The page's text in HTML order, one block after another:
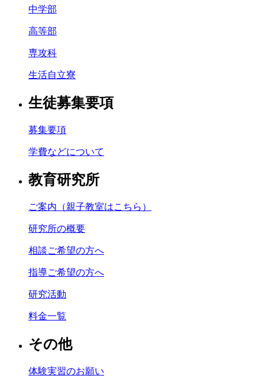
中学部
高等部
専攻科
生活自立寮
生徒募集要項
募集要項
学費などについて
教育研究所
ご案内（親子教室はこちら）
研究所の概要
相談ご希望の方へ
指導ご希望の方へ
研究活動
料金一覧
その他
体験実習のお願い